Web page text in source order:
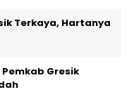
Terkaya, Hartanya
Pemkab Gresik